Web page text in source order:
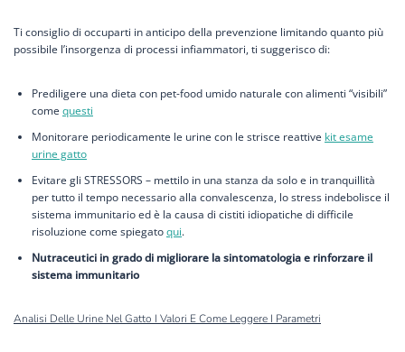
Ti consiglio di occuparti in anticipo della prevenzione limitando quanto più
possibile l’insorgenza di processi infiammatori, ti suggerisco di:
Prediligere una dieta con pet-food umido naturale con alimenti “visibili”
come questi
Monitorare periodicamente le urine con le strisce reattive kit esame
urine gatto
Evitare gli STRESSORS – mettilo in una stanza da solo e in tranquillità
per tutto il tempo necessario alla convalescenza, lo stress indebolisce il
sistema immunitario ed è la causa di cistiti idiopatiche di difficile
risoluzione come spiegatoqui.
Nutraceutici in grado di migliorare la sintomatologia e rinforzare il
sistema immunitario
Analisi Delle Urine Nel Gatto I Valori E Come Leggere I Parametri